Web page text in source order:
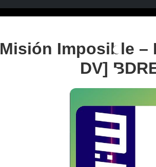
Misión Imposible –
DV]